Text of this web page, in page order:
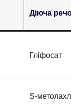
Діюча
Гліфосат
S-